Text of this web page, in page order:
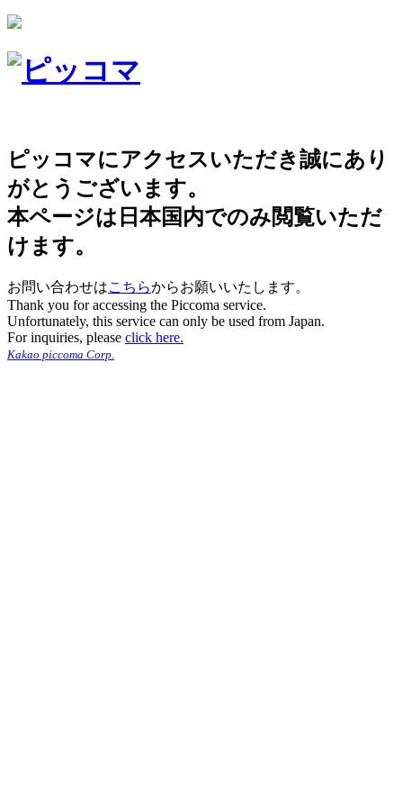
ピッコマにアクセスいただき誠にあり
がとうございます。
本ページは日本国内でのみ閲覧いただ
けます。
お問い合わせはこちらからお願いいたします。
Thank you for accessing the Piccoma service.
Unfortunately, this service can only be used from Japan.
For inquiries, please click here.
Kakao piccoma Corp.